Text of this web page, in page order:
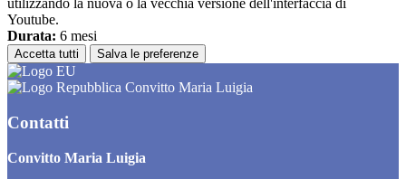
utilizzando la nuova o la vecchia versione dell'interfaccia di
Youtube.
Durata: 6 mesi
Accetta tutti Salva le preferenze
Convitto Maria Luigia
Contatti
Convitto Maria Luigia